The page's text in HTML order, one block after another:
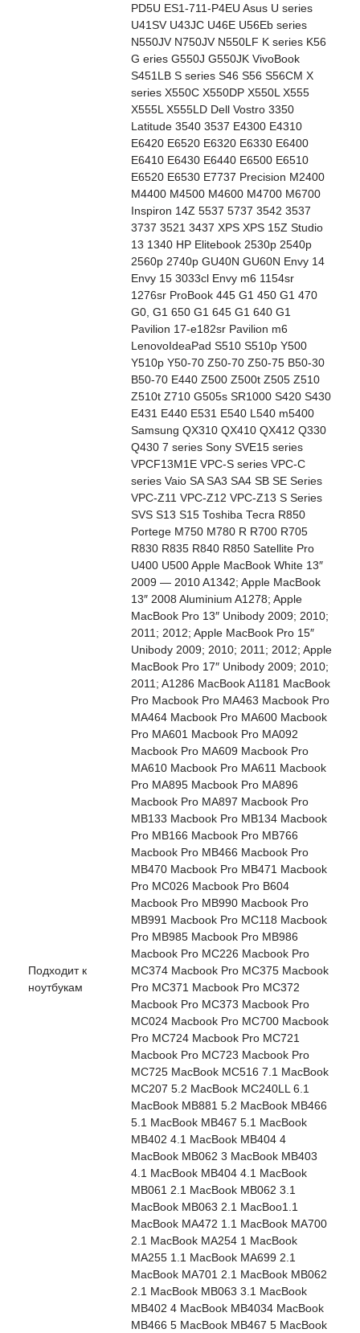
Подходит к
ноутбукам
PD5U ES1-711-P4EU Asus U series
U41SV U43JC U46E U56Eb series
N550JV N750JV N550LF K series K56
G eries G550J G550JK VivoBook
S451LB S series S46 S56 S56CM X
series X550C X550DP X550L X555
X555L X555LD Dell Vostro 3350
Latitude 3540 3537 E4300 E4310
E6420 E6520 E6320 E6330 E6400
E6410 E6430 E6440 E6500 E6510
E6520 E6530 E7737 Precision M2400
M4400 M4500 M4600 M4700 M6700
Inspiron 14Z 5537 5737 3542 3537
3737 3521 3437 XPS XPS 15Z Studio
13 1340 HP Elitebook 2530p 2540p
2560p 2740p GU40N GU60N Envy 14
Envy 15 3033cl Envy m6 1154sr
1276sr ProBook 445 G1 450 G1 470
G0, G1 650 G1 645 G1 640 G1
Pavilion 17-e182sr Pavilion m6
LenovoIdeaPad S510 S510p Y500
Y510p Y50-70 Z50-70 Z50-75 B50-30
B50-70 E440 Z500 Z500t Z505 Z510
Z510t Z710 G505s SR1000 S420 S430
E431 E440 E531 E540 L540 m5400
Samsung QX310 QX410 QX412 Q330
Q430 7 series Sony SVE15 series
VPCF13M1E VPC-S series VPC-C
series Vaio SA SA3 SA4 SB SE Series
VPC-Z11 VPC-Z12 VPC-Z13 S Series
SVS S13 S15 Toshiba Tecra R850
Portege M750 M780 R R700 R705
R830 R835 R840 R850 Satellite Pro
U400 U500 Apple MacBook White 13″
2009 — 2010 A1342; Apple MacBook
13″ 2008 Aluminium A1278; Apple
MacBook Pro 13″ Unibody 2009; 2010;
2011; 2012; Apple MacBook Pro 15″
Unibody 2009; 2010; 2011; 2012; Apple
MacBook Pro 17″ Unibody 2009; 2010;
2011; A1286 MacBook A1181 MacBook
Pro Macbook Pro MA463 Macbook Pro
MA464 Macbook Pro MA600 Macbook
Pro MA601 Macbook Pro MA092
Macbook Pro MA609 Macbook Pro
MA610 Macbook Pro MA611 Macbook
Pro MA895 Macbook Pro MA896
Macbook Pro MA897 Macbook Pro
MB133 Macbook Pro MB134 Macbook
Pro MB166 Macbook Pro MB766
Macbook Pro MB466 Macbook Pro
MB470 Macbook Pro MB471 Macbook
Pro MC026 Macbook Pro B604
Macbook Pro MB990 Macbook Pro
MB991 Macbook Pro MC118 Macbook
Pro MB985 Macbook Pro MB986
Macbook Pro MC226 Macbook Pro
MC374 Macbook Pro MC375 Macbook
Pro MC371 Macbook Pro MC372
Macbook Pro MC373 Macbook Pro
MC024 Macbook Pro MC700 Macbook
Pro MC724 Macbook Pro MC721
Macbook Pro MC723 Macbook Pro
MC725 MacBook MC516 7.1 MacBook
MC207 5.2 MacBook MC240LL 6.1
MacBook MB881 5.2 MacBook MB466
5.1 MacBook MB467 5.1 MacBook
MB402 4.1 MacBook MB404 4
MacBook MB062 3 MacBook MB403
4.1 MacBook MB404 4.1 MacBook
MB061 2.1 MacBook MB062 3.1
MacBook MB063 2.1 MacBoo1.1
MacBook MA472 1.1 MacBook MA700
2.1 MacBook MA254 1 MacBook
MA255 1.1 MacBook MA699 2.1
MacBook MA701 2.1 MacBook MB062
2.1 MacBook MB063 3.1 MacBook
MB402 4 MacBook MB4034 MacBook
MB466 5 MacBook MB467 5 MacBook